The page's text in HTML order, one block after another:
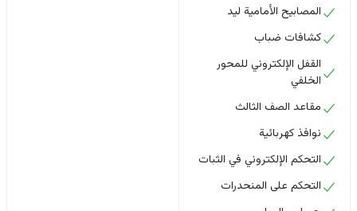
المصابيح الأمامية ليد
كشافات ضباب
القفل الإلكتروني للمحور
الخلفي
مقاعد الصف الثالث
نوافذ كهربائية
التحكم الإلكتروني في الثبات
التحكم على المنحدرات